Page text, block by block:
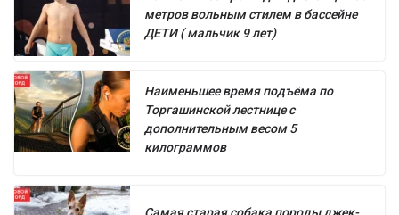
метров вольным стилем в бассейне
ДЕТИ ( мальчик 9 лет)
Наименьшее время подъёма по
Торгашинской лестнице с
дополнительным весом 5
килограммов